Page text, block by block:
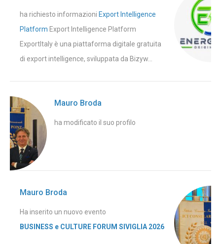
ha richiesto informazioni Export Intelligence
Platform Export Intelligence Platform
ExportItaly è una piattaforma digitale gratuita
di export intelligence, sviluppata da Bizyw...
Mauro Broda
ha modificato il suo profilo
Mauro Broda
Ha inserito un nuovo evento
BUSINESS e CULTURE FORUM SIVIGLIA 2026